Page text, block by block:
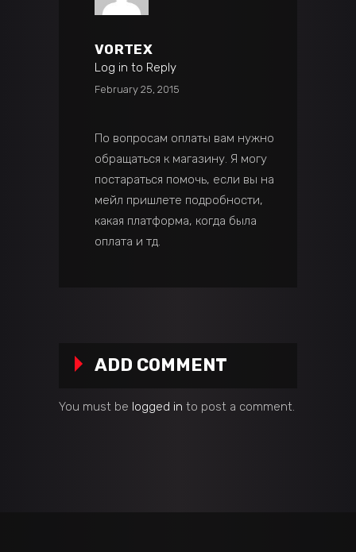
VORTEX
Log in to Reply
February 25, 2015
По вопросам оплаты вам нужно
обращаться к магазину. Я могу
постараться помочь, если вы на
мейл пришлете подробности,
какая платформа, когда была
оплата и тд.
ADD COMMENT
You must be logged in to post a comment.